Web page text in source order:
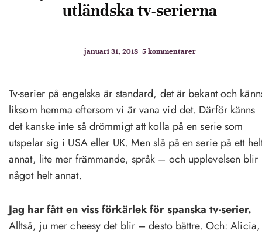
utländska tv-serierna
januari 31, 2018 5 kommentarer
Tv-serier på engelska är standard, det är bekant och
liksom hemma eftersom vi är vana vid det. Därför känns
det kanske inte så drömmigt att kolla på en serie som
utspelar sig i USA eller UK. Men slå på en serie på ett
annat, lite mer främmande, språk – och upplevelsen blir
något helt annat.
Jag har fått en viss förkärlek för spanska tv-serier.
Alltså, ju mer cheesy det blir – desto bättre. Och: Alicia,